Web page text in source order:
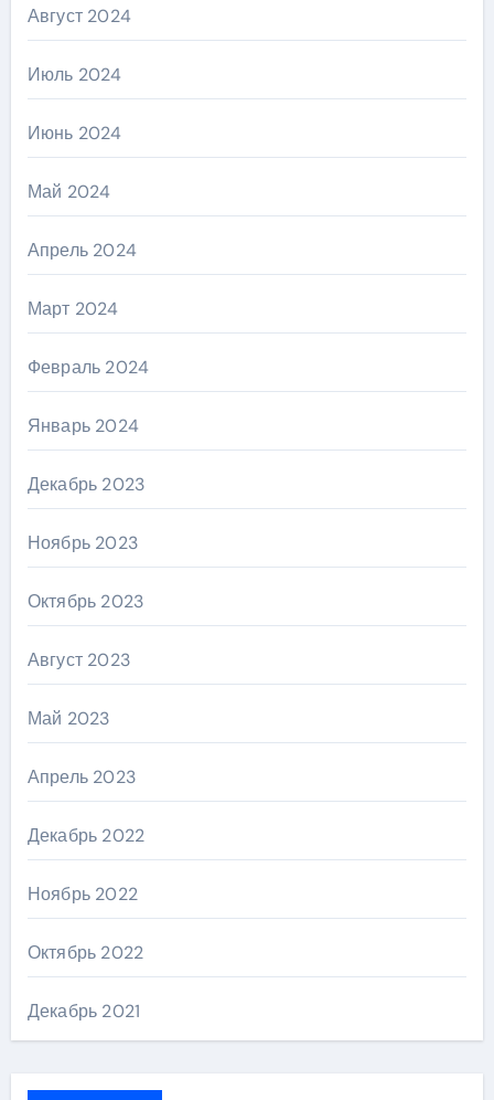
Август 2024
Июль 2024
Июнь 2024
Май 2024
Апрель 2024
Март 2024
Февраль 2024
Январь 2024
Декабрь 2023
Ноябрь 2023
Октябрь 2023
Август 2023
Май 2023
Апрель 2023
Декабрь 2022
Ноябрь 2022
Октябрь 2022
Декабрь 2021